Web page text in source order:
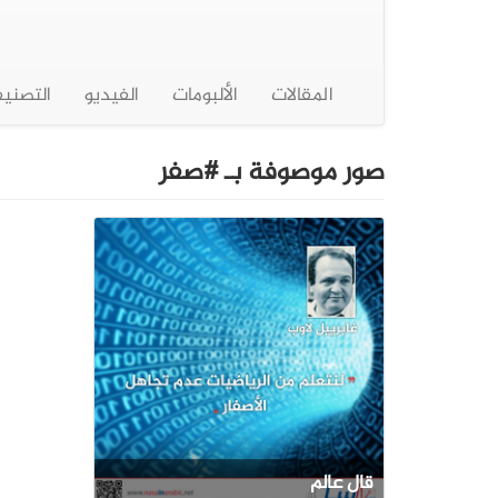
المقالات الألبومات الفيديو
صور موصوفة بـ #صفر
قال عالم